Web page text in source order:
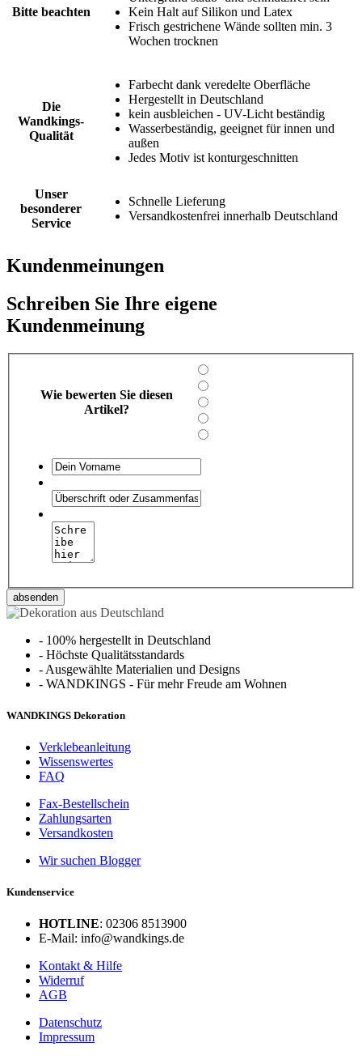
Bitte beachten
Kein Halt auf Silikon und Latex
Frisch gestrichene Wände sollten min. 3
Wochen trocknen
Die
Wandkings-
Qualität
Farbecht dank veredelte Oberfläche
Hergestellt in Deutschland
kein ausbleichen - UV-Licht beständig
Wasserbeständig, geeignet für innen und
außen
Jedes Motiv ist konturgeschnitten
Unser
besonderer
Service
Schnelle Lieferung
Versandkostenfrei innerhalb Deutschland
Kundenmeinungen
Schreiben Sie Ihre eigene
Kundenmeinung
Wie bewerten Sie diesen
Artikel?
absenden
- 100% hergestellt in Deutschland
- Höchste Qualitätsstandards
- Ausgewählte Materialien und Designs
- WANDKINGS - Für mehr Freude am Wohnen
WANDKINGS Dekoration
Verklebeanleitung
Wissenswertes
FAQ
Fax-Bestellschein
Zahlungsarten
Versandkosten
Wir suchen Blogger
Kundenservice
HOTLINE: 02306 8513900
E-Mail: info@wandkings.de
Kontakt & Hilfe
Widerruf
AGB
Datenschutz
Impressum